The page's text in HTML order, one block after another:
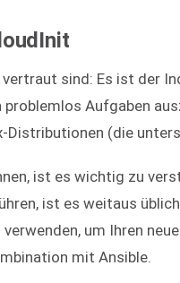
sind: Es ist der
Aufgaben
Distributionen (die
ist es wichtig zu
ist es weitaus
um Ihren
mit Ansible.